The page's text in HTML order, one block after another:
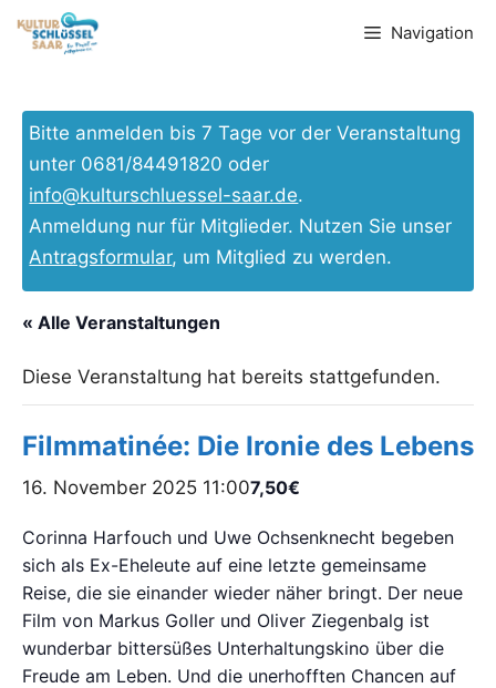
Inhalt
Navigation
Bitte anmelden bis 7 Tage vor der Veranstaltung
unter 0681/84491820 oder
info@kulturschluessel-saar.de.
Anmeldung nur für Mitglieder. Nutzen Sie unser
Antragsformular, um Mitglied zu werden.
« Alle Veranstaltungen
Diese Veranstaltung hat bereits stattgefunden.
Filmmatinée: Die Ironie des Lebens
16. November 2025 11:007,50€
Corinna Harfouch und Uwe Ochsenknecht begeben
sich als Ex-Eheleute auf eine letzte gemeinsame
Reise, die sie einander wieder näher bringt. Der neue
Film von Markus Goller und Oliver Ziegenbalg ist
wunderbar bittersüßes Unterhaltungskino über die
Freude am Leben. Und die unerhofften Chancen auf